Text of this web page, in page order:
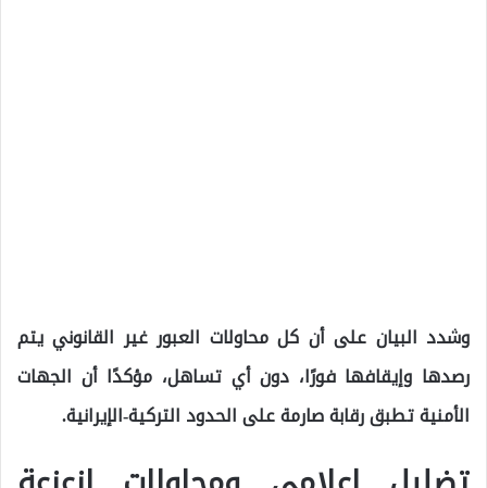
وشدد البيان على أن كل محاولات العبور غير القانوني يتم
رصدها وإيقافها فورًا، دون أي تساهل، مؤكدًا أن الجهات
الأمنية تطبق رقابة صارمة على الحدود التركية-الإيرانية.